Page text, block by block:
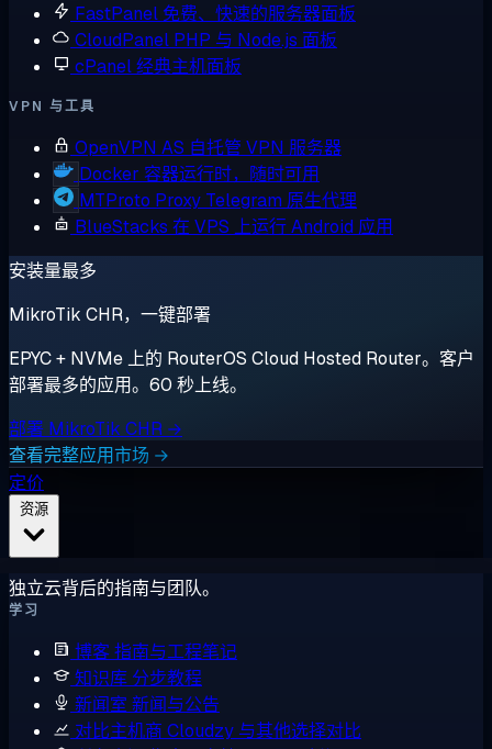
FastPanel 免费、快速的服务器面板
CloudPanel PHP 与 Node.js 面板
cPanel经典主机面板
VPN 与工具
OpenVPN AS 自托管 VPN 服务器
Docker 容器运行时，随时可用
MTProto Proxy Telegram 原生代理
BlueStacks 在 VPS 上运行 Android 应用
安装量最多
MikroTik CHR，一键部署
EPYC + NVMe 上的 RouterOS Cloud Hosted Router。客户
部署最多的应用。60 秒上线。
部署 MikroTik CHR →
查看完整应用市场 →
定价
独立云背后的指南与团队。
学习
博客指南与工程笔记
知识库 分步教程
新闻室 新闻与公告
对比主机商 Cloudzy 与其他选择对比